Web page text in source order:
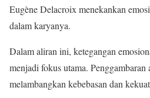
Eugène Delacroix menekankan
dalam karyanya.
Dalam aliran ini, ketegangan
menjadi fokus utama. Penggambaran
melambangkan kebebasan dan